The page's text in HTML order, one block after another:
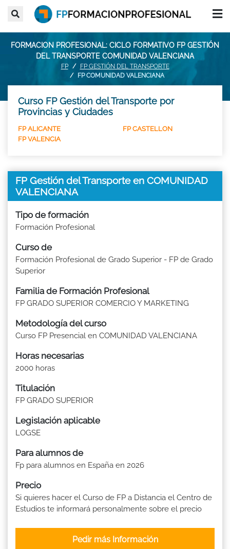
FORMACION PROFESIONAL: CICLO FORMATIVO FP GESTIÓN
DEL TRANSPORTE COMUNIDAD VALENCIANA
FP
FP GESTIÓN DEL TRANSPORTE
FP COMUNIDAD VALENCIANA
Curso FP Gestión del Transporte por
Provincias y Ciudades
FP ALICANTE
FP CASTELLON
FP VALENCIA
FP Gestión del Transporte en COMUNIDAD
VALENCIANA
Tipo de formación
Formación Profesional
Curso de
Formación Profesional de Grado Superior - FP de Grado
Superior
Familia de Formación Profesional
FP GRADO SUPERIOR COMERCIO Y MARKETING
Metodología del curso
Curso FP Presencial en COMUNIDAD VALENCIANA
Horas necesarias
2000 horas
Titulación
FP GRADO SUPERIOR
Legislación aplicable
LOGSE
Para alumnos de
Fp para alumnos en España en 2026
Precio
Si quieres hacer el Curso de FP a Distancia el Centro de
Estudios te informará personalmente sobre el precio
Pedir más Información